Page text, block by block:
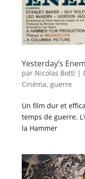
Yesterday’s
par Nicolas Botti |
Cinéma, guerre
Un film dur et
temps de guerre.
la Hammer